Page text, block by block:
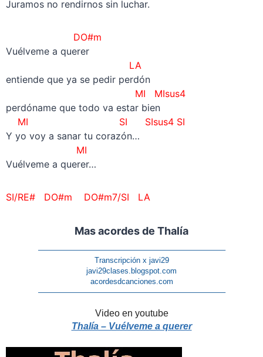
Juramos no rendirnos sin luchar.
DO#m
Vuélveme a querer
LA
entiende que ya se pedir perdón
MI MIsus4
perdóname que todo va estar bien
MI SI SIsus4 SI
Y yo voy a sanar tu corazón…
MI
Vuélveme a querer…
SI/RE# DO#m DO#m7/SI LA
Mas acordes de Thalía
————————————————————————–
Transcripción x javi29
javi29clases.blogspot.com
acordesdcanciones.com
————————————————————————–
Video en youtube
Thalía – Vuélveme a querer